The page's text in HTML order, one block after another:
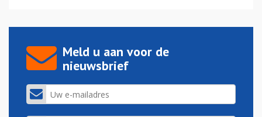
Meld u aan voor de
nieuwsbrief